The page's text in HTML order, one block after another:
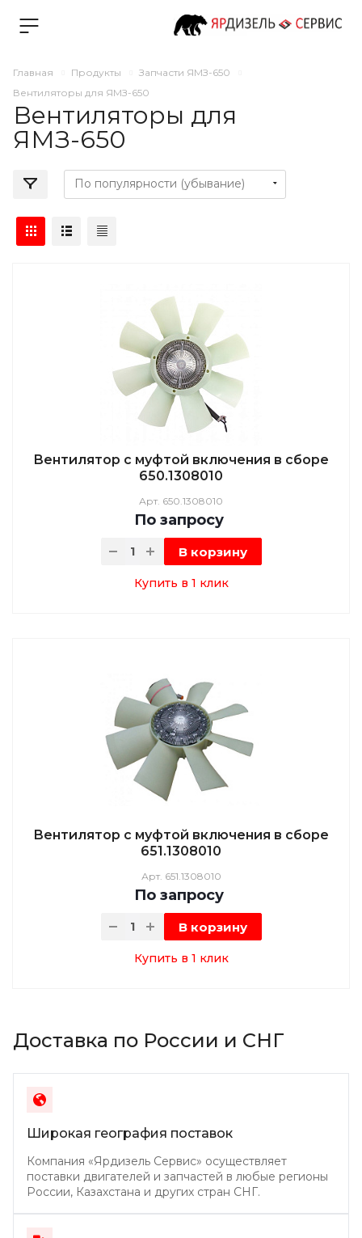
Главная Продукты
Запчасти ЯМЗ-650
Вентиляторы для ЯМЗ-650
Вентиляторы для
ЯМЗ-650
Вентилятор с муфтой включения в сборе
650.1308010
Арт. 650.1308010
По запросу
В корзину
Купить в 1 клик
Вентилятор с муфтой включения в сборе
651.1308010
Арт. 651.1308010
По запросу
В корзину
Купить в 1 клик
Доставка по России и СНГ
Широкая география поставок
Компания «Ярдизель Сервис» осуществляет
поставки двигателей и запчастей в любые регионы
России, Казахстана и других стран СНГ.